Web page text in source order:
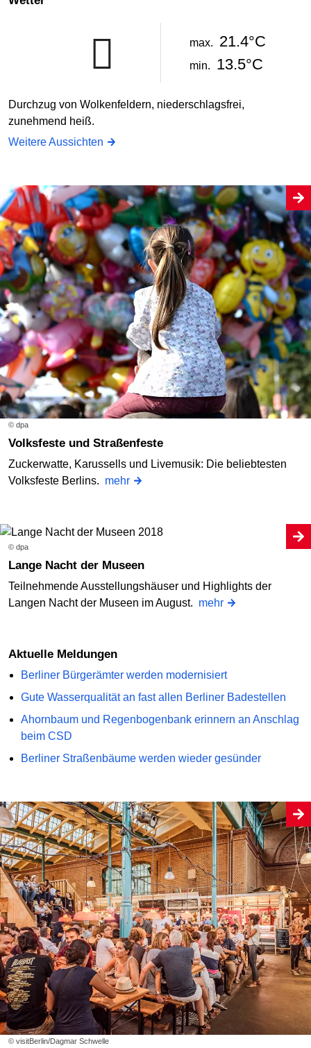
max. 21.4°C
min. 13.5°C
Durchzug von Wolkenfeldern, niederschlagsfrei,
zunehmend heiß.
Weitere Aussichten
© dpa
Volksfeste und Straßenfeste
Zuckerwatte, Karussells und Livemusik: Die beliebtesten
Volksfeste Berlins. mehr
© dpa
Lange Nacht der Museen
Teilnehmende Ausstellungshäuser und Highlights der
Langen Nacht der Museen im August. mehr
Aktuelle Meldungen
Berliner Bürgerämter werden modernisiert
Gute Wasserqualität an fast allen Berliner Badestellen
Ahornbaum und Regenbogenbank erinnern an Anschlag
beim CSD
Berliner Straßenbäume werden wieder gesünder
© visitBerlin/Dagmar Schwelle